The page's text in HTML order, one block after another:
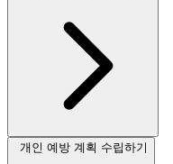
개인 예방 계획 수립하기